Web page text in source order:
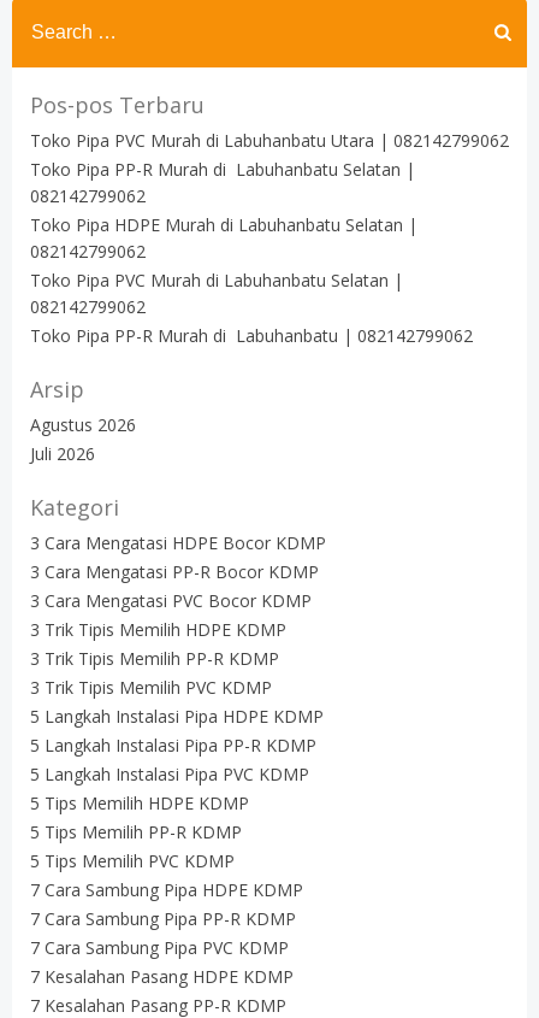
Search
for:
Pos-pos Terbaru
Toko Pipa PVC Murah di Labuhanbatu Utara | 082142799062
Toko Pipa PP-R Murah di Labuhanbatu Selatan |
082142799062
Toko Pipa HDPE Murah di Labuhanbatu Selatan |
082142799062
Toko Pipa PVC Murah di Labuhanbatu Selatan |
082142799062
Toko Pipa PP-R Murah di Labuhanbatu | 082142799062
Arsip
Agustus 2026
Juli 2026
Kategori
3 Cara Mengatasi HDPE Bocor KDMP
3 Cara Mengatasi PP-R Bocor KDMP
3 Cara Mengatasi PVC Bocor KDMP
3 Trik Tipis Memilih HDPE KDMP
3 Trik Tipis Memilih PP-R KDMP
3 Trik Tipis Memilih PVC KDMP
5 Langkah Instalasi Pipa HDPE KDMP
5 Langkah Instalasi Pipa PP-R KDMP
5 Langkah Instalasi Pipa PVC KDMP
5 Tips Memilih HDPE KDMP
5 Tips Memilih PP-R KDMP
5 Tips Memilih PVC KDMP
7 Cara Sambung Pipa HDPE KDMP
7 Cara Sambung Pipa PP-R KDMP
7 Cara Sambung Pipa PVC KDMP
7 Kesalahan Pasang HDPE KDMP
7 Kesalahan Pasang PP-R KDMP